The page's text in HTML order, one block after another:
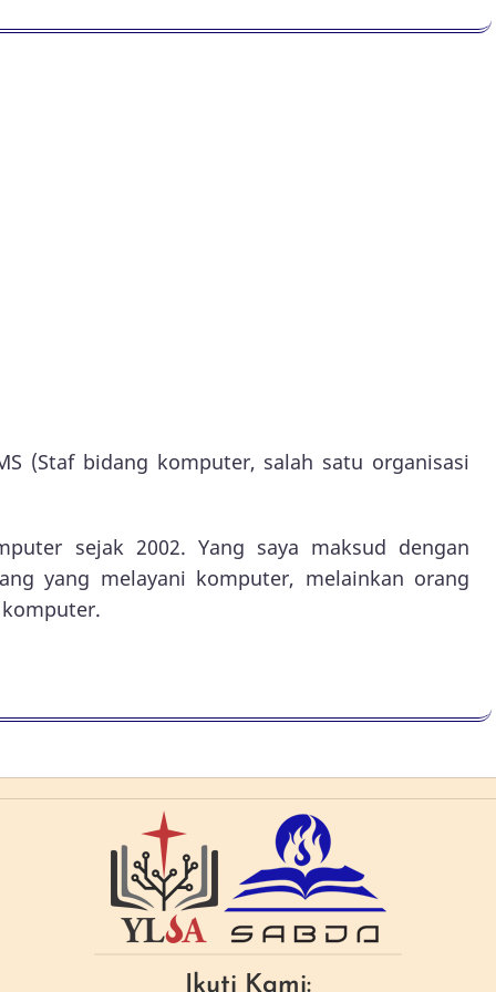
(Staf bidang komputer, salah satu organisasi
sejak 2002. Yang saya maksud dengan
yang melayani komputer, melainkan orang
Ikuti Kami: